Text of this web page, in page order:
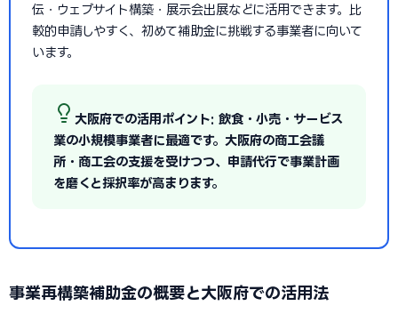
伝・ウェブサイト構築・展示会出展などに活用できます。比
較的申請しやすく、初めて補助金に挑戦する事業者に向いて
います。
大阪府での活用ポイント: 飲食・小売・サービス
業の小規模事業者に最適です。大阪府の商工会議
所・商工会の支援を受けつつ、申請代行で事業計画
を磨くと採択率が高まります。
事業再構築補助金の概要と大阪府での活用法